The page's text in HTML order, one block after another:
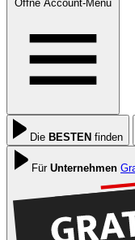
Öffne Account-Menu
Die BESTEN finden
Für Unternehmen